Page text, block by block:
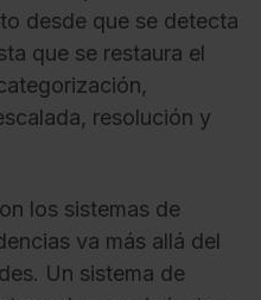
desde que se detecta
que se restaura el
resolución y
los sistemas de
va más allá del
Un sistema de